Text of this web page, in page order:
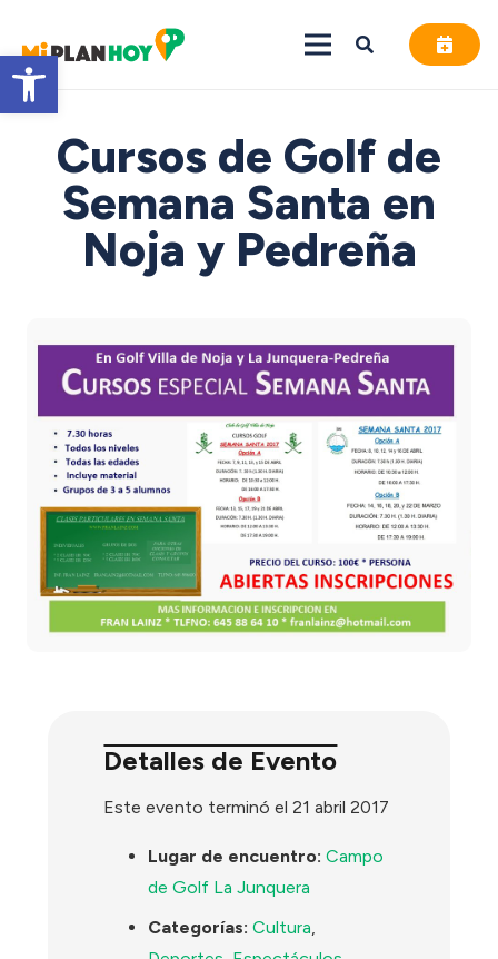
Abrir barra de herramientas
Cursos de Golf de
Semana Santa en
Noja y Pedreña
Detalles de Evento
Este evento terminó el 21 abril 2017
Lugar de encuentro: Campo
de Golf La Junquera
Categorías: Cultura,